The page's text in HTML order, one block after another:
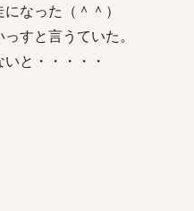
なった（＾＾）
すと言うていた。
と・・・・・